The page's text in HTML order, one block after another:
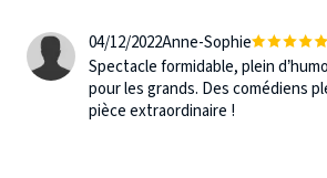
04/12/2022Anne-Sophie
Spectacle formidable, plein
pour les grands. Des comédiens
pièce extraordinaire !